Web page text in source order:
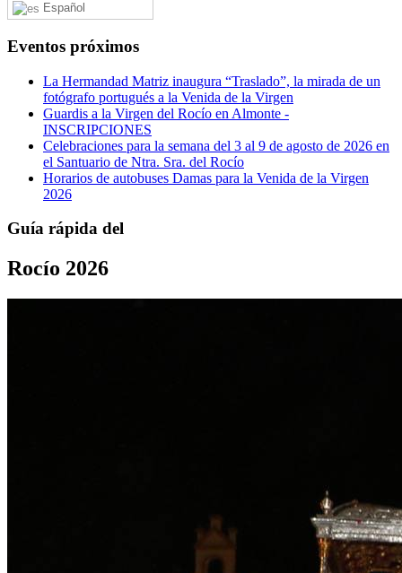
Español
Eventos próximos
La Hermandad Matriz inaugura “Traslado”, la mirada de un
fotógrafo portugués a la Venida de la Virgen
Guardis a la Virgen del Rocío en Almonte -
INSCRIPCIONES
Celebraciones para la semana del 3 al 9 de agosto de 2026 en
el Santuario de Ntra. Sra. del Rocío
Horarios de autobuses Damas para la Venida de la Virgen
2026
Guía rápida del
Rocío 2026